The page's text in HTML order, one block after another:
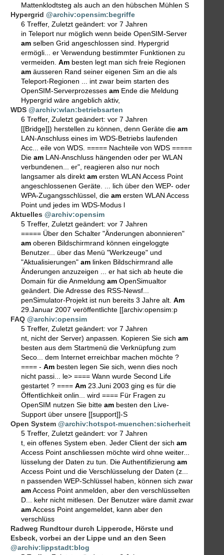
Mattenklodtsteg als auch an den hübschen Mühlen S
Hypergrid @archiv:opensim:begriffe
6 Treffer, Zuletzt geändert: vor 7 Jahren
in Teleport nur möglich wenn beide OpenSIM-Server
am selben Grid angeschlossen sind. Hypergrid
ermögli... er Verwendung bestimmter Funktionen zu
vermeiden. Am besten legt man sich freie Regionen
am äusseren Rand seiner eigenen Sim an die als
Teleport-Regionen ... int zwar beim starten des
OpenSIM-Serverprozesses am Ende die Meldung
Hypergrid wäre angeblich aktiv,
WDS @archiv:wlan:betriebsarten
6 Treffer, Zuletzt geändert: vor 7 Jahren
[[Bridge]]) herstellen zu können, denn Geräte die am
LAN-Anschluss eines im WDS-Betriebs laufenden
Acc... eile von WDS. ===== Nachteile von WDS =====
Die am LAN-Anschluss hängenden oder per WLAN
verbundenen... er", reagieren also nur noch
langsamer als direkt am ersten WLAN Access Point
angeschlossenen Geräte. ... lich über den WEP- oder
WPA-Zugangsschlüssel, die am ersten WLAN Access
Point und jedes im WDS-Modus l
Aktuelles @archiv:opensim
5 Treffer, Zuletzt geändert: vor 7 Jahren
===== Über den Schalter "Änderungen abonnieren"
am oberen Bildschirmrand können eingeloggte
Benutzer... über das Menü "Werkzeuge" und
"Aktualisierungen" am linken Bildschirmrand alle
Änderungen anzuzeigen ... er hat sich ab heute die
Domain für die Anmeldung am OpenSimualtor
geändert. Die Adresse des RSS-Newsf...
penSimulator-Projekt ist nun bereits 3 Jahre alt. Am
29.Januar 2007 veröffentlichte [[archiv:opensim:p
FAQ @archiv:opensim
5 Treffer, Zuletzt geändert: vor 7 Jahren
nt, nicht der Server) anpassen. Kopieren Sie sich am
besten aus dem Startmenü die Verknüpfung zum
Seco... dem Internet erreichbar machen möchte ?
==== - Am besten legen Sie sich, wenn dies noch
nicht passi... le> ==== Wann wurde Second Life
gestartet ? ==== Am 23.Juni 2003 ging es für die
Öffentlichkeit onlin... wird ==== Für Fragen zu
OpenSIM nutzen Sie bitte am besten den Live-
Support über unsere [[support]]-S
Open System @archiv:hotspot-muenchen:sicherheit
5 Treffer, Zuletzt geändert: vor 7 Jahren
t, ein offenes System eben. Jeder Client der sich am
Access Point anschliessen möchte wird ohne weiter...
lüsselung der Daten zu tun. Die Authentifizierung am
Access Point und die Verschlüsselung der Daten (z...
n passenden WEP-Schlüssel haben, können sich zwar
amAccess Point anmelden, aber den verschlüsselten
D... kehr nicht mitlesen. Der Benutzer wäre damit zwar
amAccess Point angemeldet, kann aber den
verschlüss
Radweg Rundtour durch Lipperode, Hörste und
Esbeck, vorbei an der Lippe und an den Seen
@archiv:lippstadt:blog